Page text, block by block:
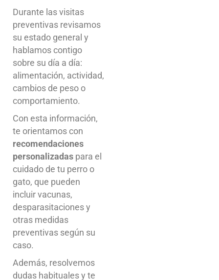
Durante las visitas
preventivas revisamos
su estado general y
hablamos contigo
sobre su día a día:
alimentación, actividad,
cambios de peso o
comportamiento.
Con esta información,
te orientamos con
recomendaciones
personalizadas para el
cuidado de tu perro o
gato, que pueden
incluir vacunas,
desparasitaciones y
otras medidas
preventivas según su
caso.
Además, resolvemos
dudas habituales y te